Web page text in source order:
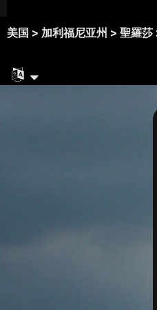
美国 > 加利福尼亚州 > 聖羅莎